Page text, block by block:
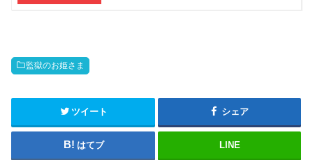
監獄のお姫さま
ツイート シェア
はてブ LINE